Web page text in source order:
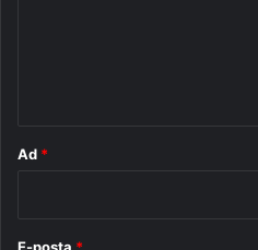
Ad *